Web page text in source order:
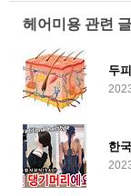
헤어미용 관련 글